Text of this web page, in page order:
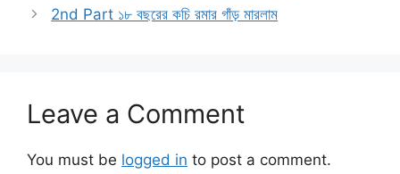
2nd Part ১৮ বছরের কচি রমার গাঁড় মারলাম
Leave a Comment
You must be logged in to post a comment.